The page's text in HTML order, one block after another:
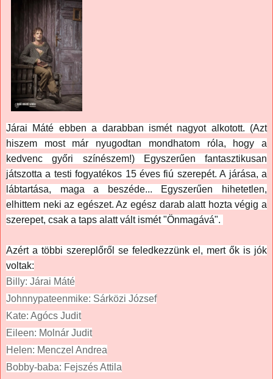
Járai Máté ebben a darabban ismét nagyot alkotott. (Azt
hiszem most már nyugodtan mondhatom róla, hogy a
kedvenc győri színészem!) Egyszerűen fantasztikusan
játszotta a testi fogyatékos 15 éves fiú szerepét. A járása, a
lábtartása, maga a beszéde... Egyszerűen hihetetlen,
elhittem neki az egészet. Az egész darab alatt hozta végig a
szerepet, csak a taps alatt vált ismét "Önmagává".
Azért a többi szereplőről se feledkezzünk el, mert ők is jók
voltak:
Billy: Járai Máté
Johnnypateenmike: Sárközi József
Kate: Agócs Judit
Eileen: Molnár Judit
Helen: Menczel Andrea
Bobby-baba: Fejszés Attila